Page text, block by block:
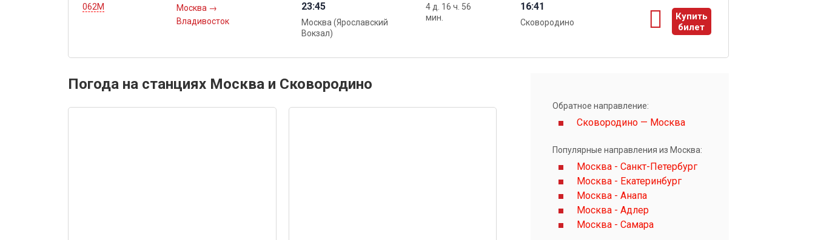
062М Москва →
Владивосток
23:45
Москва (Ярославский
Вокзал)
4 д. 16 ч. 56
мин.
16:41
Сковородино
Купить
билет
ы
Погода на станциях Москва и Сковородино
Обратное направление:
Сковородино — Москва
Популярные направления из Москва:
Москва - Санкт-Петербург
Москва - Екатеринбург
Москва - Анапа
Москва - Адлер
Москва - Самара